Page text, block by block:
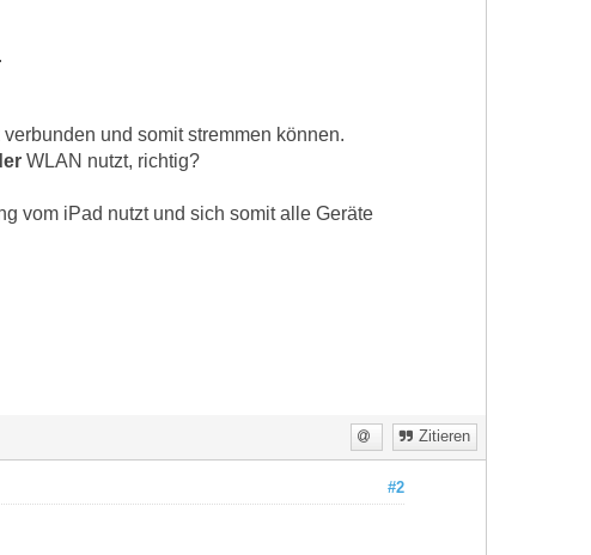
und somit stremmen können.
WLAN nutzt, richtig?
vom iPad nutzt und sich somit alle Geräte
Zitieren
#2